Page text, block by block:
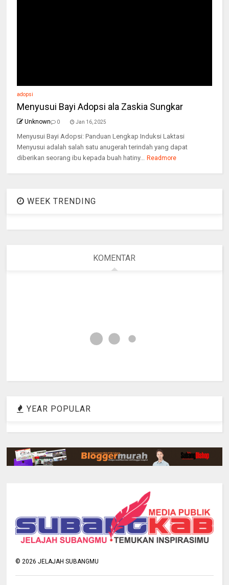
adopsi
Menyusui Bayi Adopsi ala Zaskia Sungkar
Unknown 0 Jan 16, 2025
Menyusui Bayi Adopsi: Panduan Lengkap Induksi Laktasi
Menyusui adalah salah satu anugerah terindah yang dapat
diberikan seorang ibu kepada buah hatiny... Readmore
WEEK TRENDING
KOMENTAR
YEAR POPULAR
©2026 JELAJAH SUBANGMU